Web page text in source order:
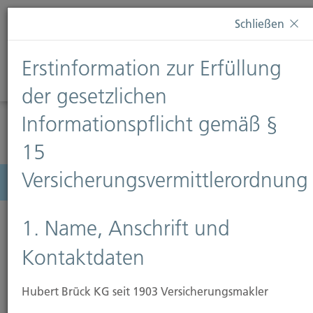
Diese Webseite verwendet Cookies. Wenn Sie weiterhin
Informationen finden Sie auf unserer SeiteDatenschutz
Diese Nachricht nicht erneut anzeigen
Menü
Schließen
Erstinformation zur Erfüllung
der gesetzlichen
Informationspflicht gemäß §
15
Versicherungsvermittlerordnung
1. Name, Anschrift und
Kontaktdaten
Hubert Brück KG seit 1903 Versicherungsmakler